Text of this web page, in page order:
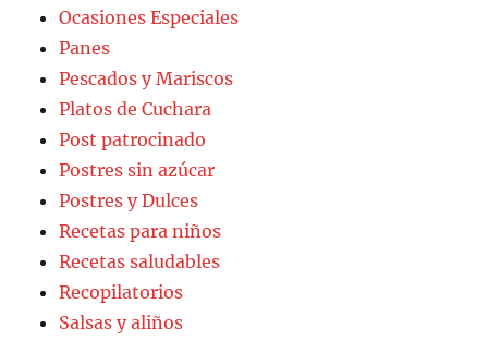
Ocasiones Especiales
Panes
Pescados y Mariscos
Platos de Cuchara
Post patrocinado
Postres sin azúcar
Postres y Dulces
Recetas para niños
Recetas saludables
Recopilatorios
Salsas y aliños